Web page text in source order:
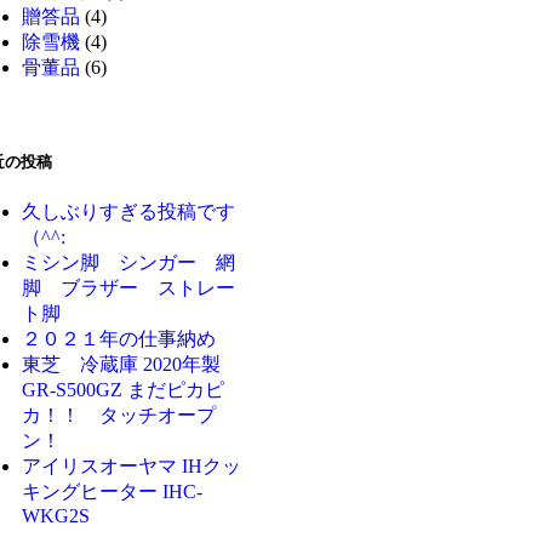
贈答品 (4)
除雪機 (4)
骨董品 (6)
の投稿
久しぶりすぎる投稿です
（^^:
ミシン脚 シンガー 網
脚 ブラザー ストレー
ト脚
２０２１年の仕事納め
東芝 冷蔵庫 2020年製
GR-S500GZ まだピカピ
カ！！ タッチオープ
ン！
アイリスオーヤマ IHクッ
キングヒーター IHC-
WKG2S